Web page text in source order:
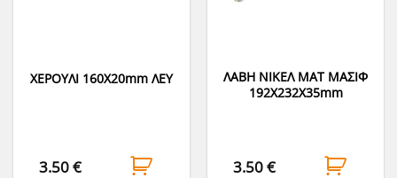
ΧΕΡΟΥΛΙ 160Χ20mm ΛΕΥ
3.50€
ΛΑΒΗ ΝΙΚΕΛ ΜΑΤ ΜΑΣΙΦ
192Χ232Χ35mm
3.50€